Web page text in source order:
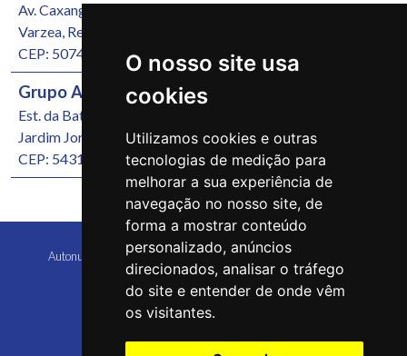
O nosso site usa
cookies
Utilizamos cookies e outras
tecnologias de medição para
melhorar a sua experiência de
navegação no nosso site, de
forma a mostrar conteúdo
personalizado, anúncios
direcionados, analisar o tráfego
do site e entender de onde vêm
os visitantes.
Av. Caxangá, 4251
Varzea, Recife/PE
CEP: 50740-000
Grupo Autonunes Seminovos
Est. da Batalha, 1000
Jardim Jordão, Jaboatão dos Guararapes/PE
CEP: 54315-570
Autonunes Caruaru Copyright 2026 Todos os direitos reservados